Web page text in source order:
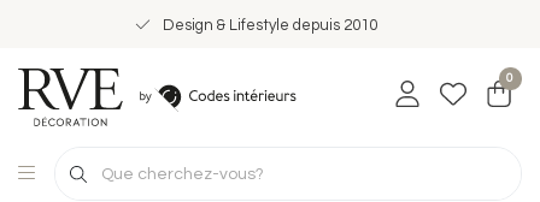
Design & Lifestyle depuis 2010
0